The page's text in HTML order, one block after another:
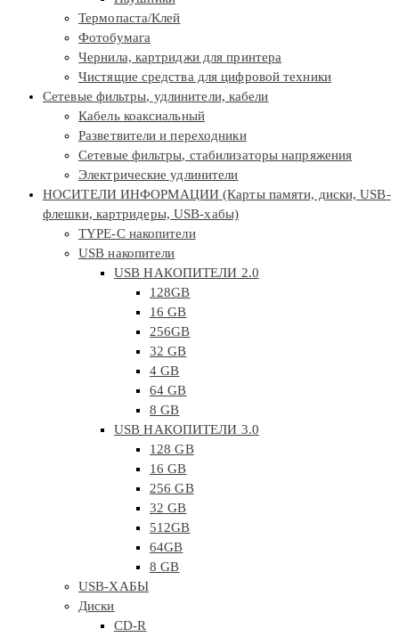
Термопаста/Клей
Фотобумага
Чернила, картриджи для принтера
Чистящие средства для цифровой техники
Сетевые фильтры, удлинители, кабели
Кабель коаксиальный
Разветвители и переходники
Сетевые фильтры, стабилизаторы напряжения
Электрические удлинители
НОСИТЕЛИ ИНФОРМАЦИИ (Карты памяти, диски, USB-
флешки, картридеры, USB-хабы)
TYPE-C накопители
USB накопители
USB НАКОПИТЕЛИ 2.0
128GB
16 GB
256GB
32 GB
4 GB
64 GB
8 GB
USB НАКОПИТЕЛИ 3.0
128 GB
16 GB
256 GB
32 GB
512GB
64GB
8 GB
USB-ХАБЫ
Диски
CD-R